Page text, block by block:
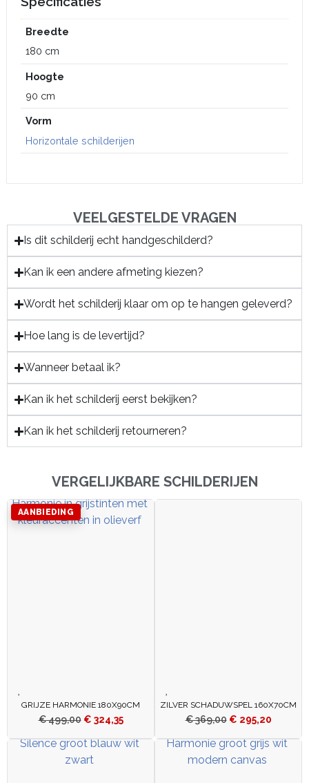
Breedte
180 cm
Hoogte
90 cm
Vorm
Horizontale schilderijen
VEELGESTELDE VRAGEN
Is dit schilderij echt handgeschilderd?
Kan ik een andere afmeting kiezen?
Wordt het schilderij klaar om op te hangen geleverd?
Hoe lang is de levertijd?
Wanneer betaal ik?
Kan ik het schilderij eerst bekijken?
Kan ik het schilderij retourneren?
VERGELIJKBARE SCHILDERIJEN
AANBIEDING
GRIJZE HARMONIE 180X90CM
€499,00 € 324,35
ZILVER SCHADUWSPEL 160X70CM
€369,00 € 295,20